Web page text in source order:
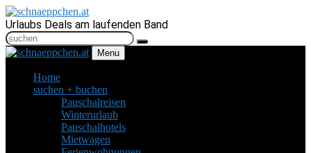
Urlaubs Deals am laufenden Band
Menu
Home
suchen + buchen
Pauschalreisen
Winterurlaub
Pauschalhotels
Mietwagen